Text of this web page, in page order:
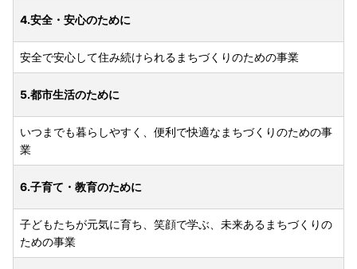
4.安全・安心のために
安全で安心して住み続けられるまちづくりのための事業
5.都市生活のために
いつまでも暮らしやすく、便利で快適なまちづくりのための事
業
6.子育て・教育のために
子どもたちが元気に育ち、笑顔で学ぶ、未来あるまちづくりの
ための事業